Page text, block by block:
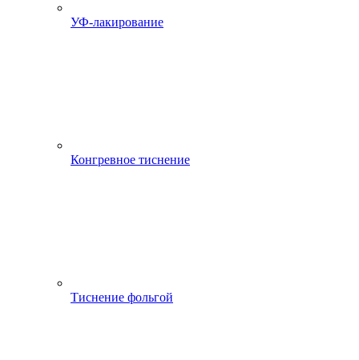
УФ-лакирование
Конгревное тиснение
Тиснение фольгой